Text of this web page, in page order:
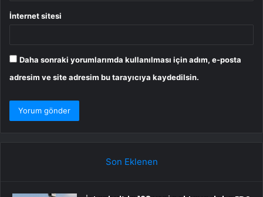
İnternet sitesi
Daha sonraki yorumlarımda kullanılması için adım, e-posta
adresim ve site adresim bu tarayıcıya kaydedilsin.
Son Eklenen